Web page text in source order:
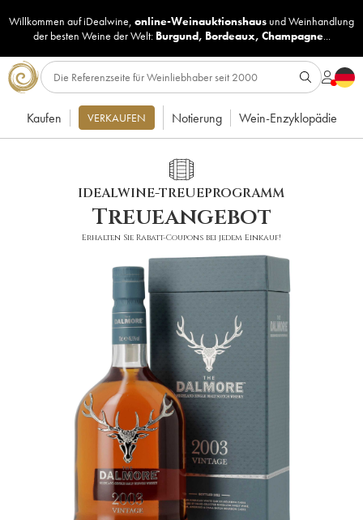
Willkommen auf iDealwine, online-Weinauktionshaus undWeinhandlung
der besten Weine der Welt: Burgund, Bordeaux, Champagne...
Kaufen VERKAUFEN Notierung Wein-Enzyklopädie
IDEALWINE-TREUEPROGRAMM
Treueangebot
Erhalten Sie Rabatt-Coupons bei jedem Einkauf!